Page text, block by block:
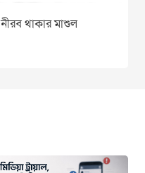
নীরব থাকার মাশুল